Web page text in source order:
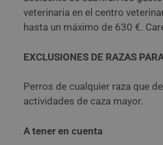
veterinaria en el centro
hasta un máximo de 630 €.
EXCLUSIONES DE RAZAS
Perros de cualquier raza que
actividades de caza mayor.
A tener en cuenta